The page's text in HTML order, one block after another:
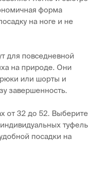
форма
на ноге и не
для повседневной
на природе. Они
или шорты и
завершенность.
от 32 до 52. Выберите
туфель
посадки на